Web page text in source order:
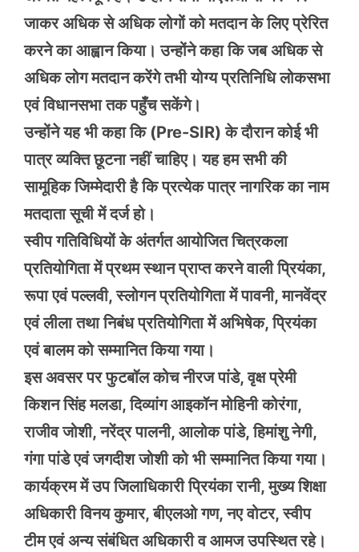
जाकर अधिक से अधिक लोगों को मतदान के लिए प्रेरित
करने का आह्वान किया। उन्होंने कहा कि जब अधिक से
अधिक लोग मतदान करेंगे तभी योग्य प्रतिनिधि लोकसभा
एवं विधानसभा तक पहुँच सकेंगे।
उन्होंने यह भी कहा कि (Pre-SIR) के दौरान कोई भी
पात्र व्यक्ति छूटना नहीं चाहिए। यह हम सभी की
सामूहिक जिम्मेदारी है कि प्रत्येक पात्र नागरिक का नाम
मतदाता सूची में दर्ज हो।
स्वीप गतिविधियों के अंतर्गत आयोजित चित्रकला
प्रतियोगिता में प्रथम स्थान प्राप्त करने वाली प्रियंका,
रूपा एवं पल्लवी, स्लोगन प्रतियोगिता में पावनी, मानवेंद्र
एवं लीला तथा निबंध प्रतियोगिता में अभिषेक, प्रियंका
एवं बालम को सम्मानित किया गया।
इस अवसर पर फुटबॉल कोच नीरज पांडे, वृक्ष प्रेमी
किशन सिंह मलडा, दिव्यांग आइकॉन मोहिनी कोरंगा,
राजीव जोशी, नरेंद्र पालनी, आलोक पांडे, हिमांशु नेगी,
गंगा पांडे एवं जगदीश जोशी को भी सम्मानित किया गया।
कार्यक्रम में उप जिलाधिकारी प्रियंका रानी, मुख्य शिक्षा
अधिकारी विनय कुमार, बीएलओ गण, नए वोटर, स्वीप
टीम एवं अन्य संबंधित अधिकारी व आमज उपस्थित रहे।